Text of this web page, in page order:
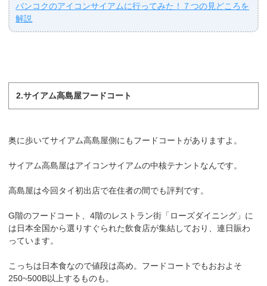
バンコクのアイコンサイアムに行ってみた！７つの見どころを
解説
2.サイアム高島屋フードコート
奥に歩いてサイアム高島屋側にもフードコートがありますよ。
サイアム高島屋はアイコンサイアムの中核テナントなんです。
高島屋は今回タイ初出店で在住者の間でも評判です。
G階のフードコート、4階のレストラン街「ローズダイニング」に
は日本全国から選りすぐられた飲食店が集結しており、連日賑わ
っています。
こっちは日本食なので値段は高め。フードコートでもおおよそ
250~500B以上するものも。